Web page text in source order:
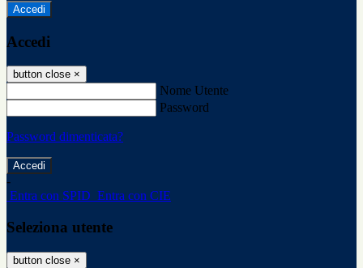
Accedi
Accedi
button close ×
Nome Utente
Password
Password dimenticata?
-
Entra con SPID Entra con CIE
Seleziona utente
button close ×